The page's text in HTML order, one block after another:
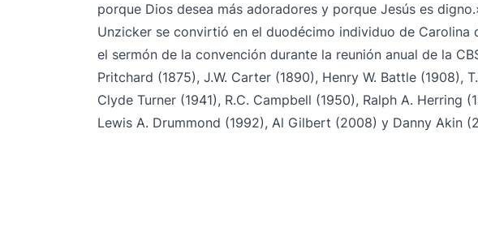
porque Dios desea más adoradores y porque Jesús es
Unzicker se convirtió en el duodécimo individuo de Carolina
el sermón de la convención durante la reunión anual de la
Pritchard (1875), J.W. Carter (1890), Henry W. Battle (1908),
Clyde Turner (1941), R.C. Campbell (1950), Ralph A. Herring
Lewis A. Drummond (1992), Al Gilbert (2008) y Danny Akin